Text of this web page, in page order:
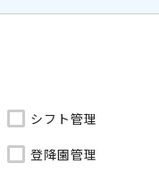
シフト管理
登降園管理